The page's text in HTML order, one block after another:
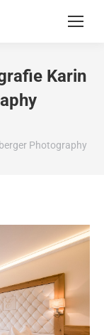
Karin
Photography